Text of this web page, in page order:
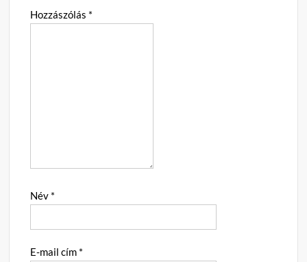
Hozzászólás *
Név *
E-mail cím *